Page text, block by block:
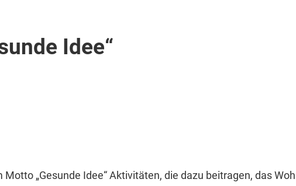
Idee“
„Gesunde Idee“ Aktivitäten, die dazu beitragen, das